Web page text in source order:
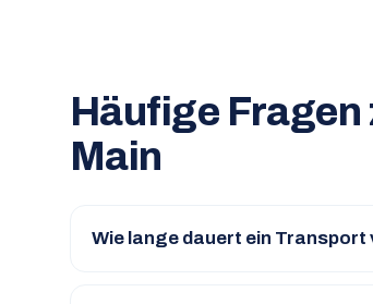
Häufige
Main
Wie lange dauert ein Transport